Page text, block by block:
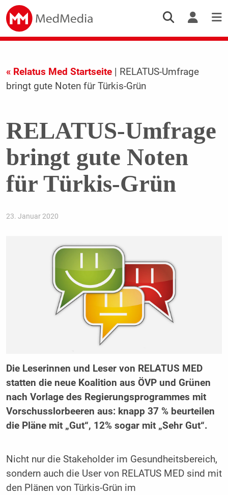
« Relatus Med Startseite| RELATUS-Umfrage
bringt gute Noten für Türkis-Grün
RELATUS-Umfrage
bringt gute Noten
für Türkis-Grün
23. Januar 2020
Die Leserinnen und Leser von RELATUS MED
statten die neue Koalition aus ÖVP und Grünen
nach Vorlage des Regierungsprogrammes mit
Vorschusslorbeeren aus: knapp 37 % beurteilen
die Pläne mit „Gut“, 12% sogar mit „Sehr Gut“.
Nicht nur die Stakeholder im Gesundheitsbereich,
sondern auch die User von RELATUS MED sind mit
den Plänen von Türkis-Grün im